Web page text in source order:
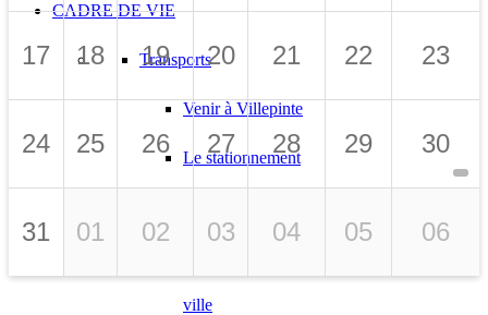
CADRE DE VIE
Transports
Venir à Villepinte
Le stationnement
ville
17 18 19 20 21 22 23
24 25 26 27 28 29 30
31 01 02 03 04 05 06